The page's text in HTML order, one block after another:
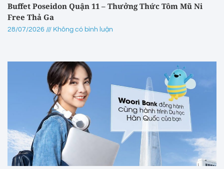
Buffet Poseidon Quận 11 – Thưởng Thức Tôm Mũ Ni
Free Thả Ga
28/07/2026 Không có bình luận